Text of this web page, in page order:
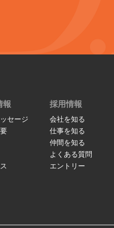
報
セージ
採用情報
会社を知る
仕事を知る
仲間を知る
よくある質問
エントリー